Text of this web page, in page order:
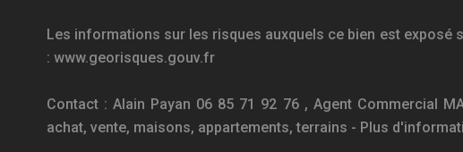
Les informations sur les risques auxquels ce bien est exposé
: www.georisques.gouv.fr
Contact : Alain Payan 06 85 71 92 76 , Agent Commercial
achat, vente, maisons, appartements, terrains - Plus